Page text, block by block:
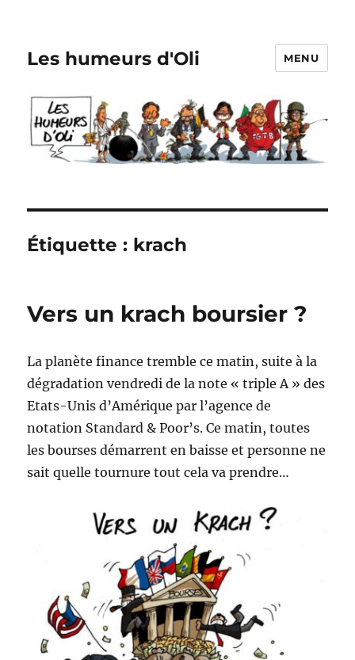
Les humeurs d'Oli MENU
Étiquette : krach
Vers un krach boursier ?
La planète finance tremble ce matin, suite à la
dégradation vendredi de la note « triple A » des
Etats-Unis d’Amérique par l’agence de
notation Standard & Poor’s. Ce matin, toutes
les bourses démarrent en baisse et personne ne
sait quelle tournure tout cela va prendre…